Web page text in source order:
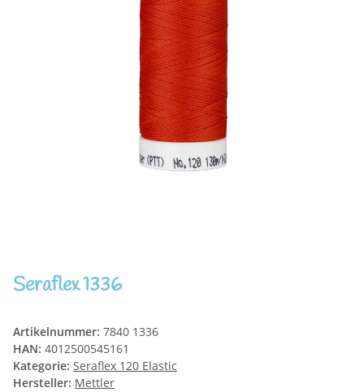
Seraflex 1336
Artikelnummer: 7840 1336
HAN: 4012500545161
Kategorie: Seraflex 120 Elastic
Hersteller: Mettler